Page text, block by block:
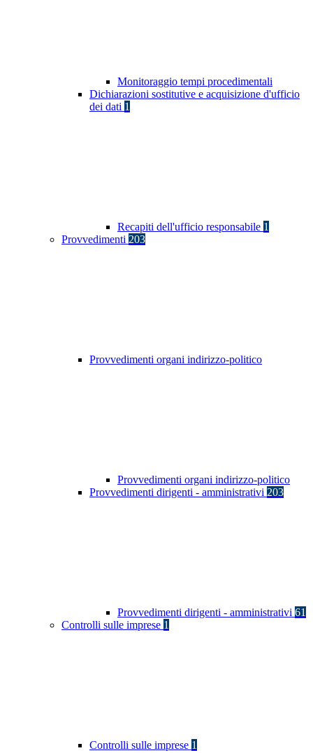
Monitoraggio tempi procedimentali
Dichiarazioni sostitutive e acquisizione d'ufficio
dei dati 1
Recapiti dell'ufficio responsabile 1
Provvedimenti 203
Provvedimenti organi indirizzo-politico
Provvedimenti organi indirizzo-politico
Provvedimenti dirigenti - amministrativi 203
Provvedimenti dirigenti - amministrativi 61
Controlli sulle imprese 1
Controlli sulle imprese 1